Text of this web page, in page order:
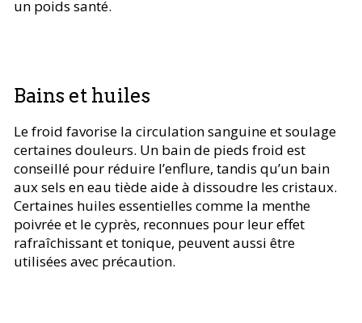
un poids santé.
Bains et huiles
Le froid favorise la circulation sanguine et soulage
certaines douleurs. Un bain de pieds froid est
conseillé pour réduire l’enflure, tandis qu’un bain
aux sels en eau tiède aide à dissoudre les cristaux.
Certaines huiles essentielles comme la menthe
poivrée et le cyprès, reconnues pour leur effet
rafraîchissant et tonique, peuvent aussi être
utilisées avec précaution.